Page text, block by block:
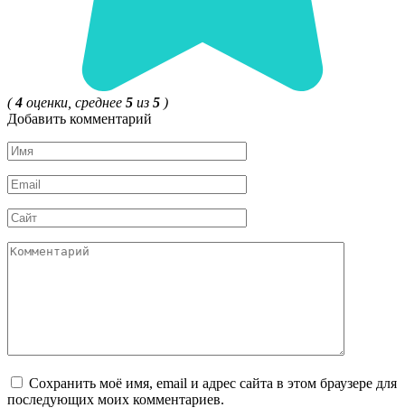
(4 оценки, среднее 5 из 5 )
Добавить комментарий
Имя
*
Email
*
Сайт
Комментарий
Сохранить моё имя, email и адрес сайта в этом браузере для
последующих моих комментариев.